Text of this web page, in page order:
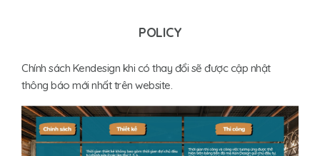
POLICY
Chính sách Kendesign khi có thay đổi sẽ được cập nhật
thông báo mới nhất trên website.